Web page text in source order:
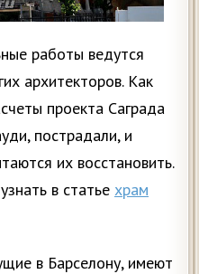
работы ведутся
архитекторов. Как
проекта Саграда
пострадали, и
их восстановить.
в статье храм
в Барселону, имеют